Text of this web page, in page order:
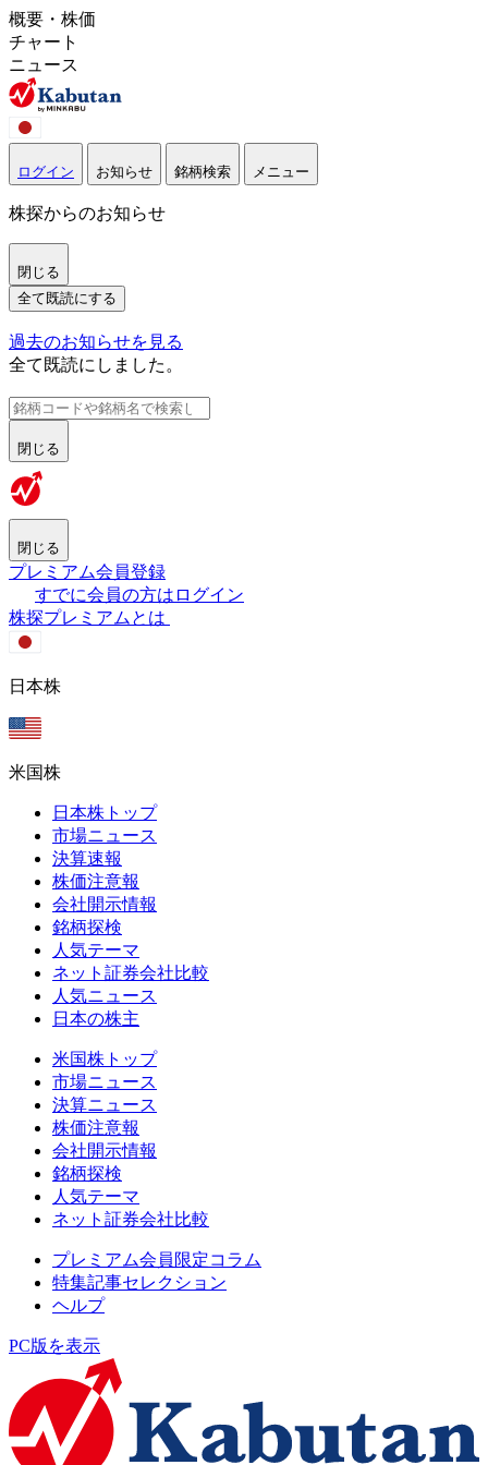
概要・株価
チャート
ニュース
ログイン お知らせ 銘柄検索 メニュー
株探からのお知らせ
閉じる
全て既読にする
過去のお知らせを見る
全て既読にしました。
閉じる
閉じる
プレミアム会員登録
すでに会員の方はログイン
株探プレミアムとは
日本株
米国株
日本株トップ
市場ニュース
決算速報
株価注意報
会社開示情報
銘柄探検
人気テーマ
ネット証券会社比較
人気ニュース
日本の株主
米国株トップ
市場ニュース
決算ニュース
株価注意報
会社開示情報
銘柄探検
人気テーマ
ネット証券会社比較
プレミアム会員限定コラム
特集記事セレクション
ヘルプ
PC版を表示